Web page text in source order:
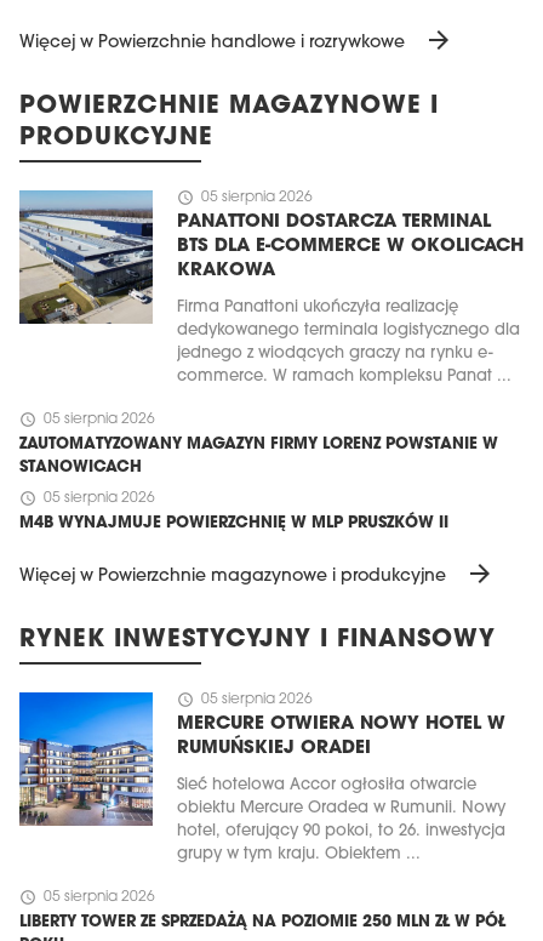
Więcej w Powierzchnie handlowe i rozrywkowe arrow_forward
POWIERZCHNIE MAGAZYNOWE I
PRODUKCYJNE
schedule 05 sierpnia 2026
PANATTONI DOSTARCZA TERMINAL
BTS DLA E-COMMERCE W OKOLICACH
KRAKOWA
Firma Panattoni ukończyła realizację
dedykowanego terminala logistycznego dla
jednego z wiodących graczy na rynku e-
commerce. W ramach kompleksu Panat ...
schedule 05 sierpnia 2026
ZAUTOMATYZOWANY MAGAZYN FIRMY LORENZ POWSTANIE W
STANOWICACH
schedule 05 sierpnia 2026
M4B WYNAJMUJE POWIERZCHNIĘ W MLP PRUSZKÓW II
Więcej w Powierzchnie magazynowe i produkcyjne arrow_forward
RYNEK INWESTYCYJNY I FINANSOWY
schedule 05 sierpnia 2026
MERCURE OTWIERA NOWY HOTEL W
RUMUŃSKIEJ ORADEI
Sieć hotelowa Accor ogłosiła otwarcie
obiektu Mercure Oradea w Rumunii. Nowy
hotel, oferujący 90 pokoi, to 26. inwestycja
grupy w tym kraju. Obiektem ...
schedule 05 sierpnia 2026
LIBERTY TOWER ZE SPRZEDAŻĄ NA POZIOMIE 250 MLN ZŁ W PÓŁ